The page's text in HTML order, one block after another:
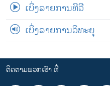
ເບິ່ງລາຍການທີວີ
ເບິ່ງລາຍການວິທະຍຸ
ຕິດຕາມພວກເຮົາ ທີ່